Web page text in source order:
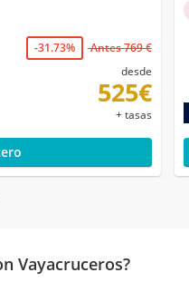
-31.73%
Antes 769 €
desde
525€
+ tasas
Vayacruceros?